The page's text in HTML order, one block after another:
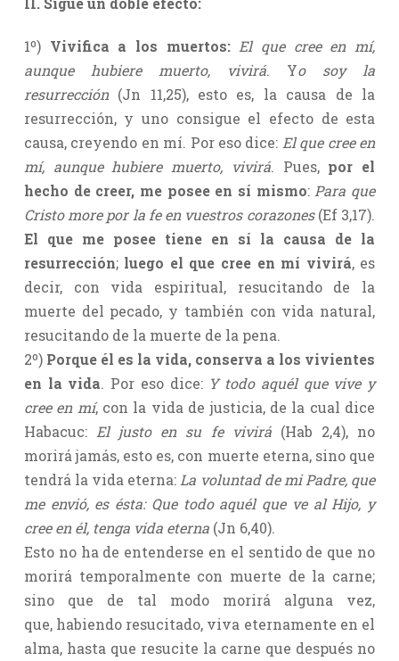
1º) Vivifica a los muertos: El que cree en mí,
aunque hubiere muerto, vivirá. Yo soy la
resurrección(Jn 11,25), esto es, la causa de la
resurrección, y uno consigue el efecto de esta
causa, creyendo en mí. Por eso dice: El que cree en
mí, aunque hubiere muerto, vivirá. Pues, por el
hecho de creer, me posee en sí mismo: Para que
Cristo more por la fe en vuestros corazones(Ef 3,17).
El que me posee tiene en sí la causa de la
resurrección; luego el que cree en mí vivirá, es
decir, con vida espiritual, resucitando de la
muerte del pecado, y también con vida natural,
resucitando de la muerte de la pena.
2º) Porque él es la vida, conserva a los vivientes
en la vida. Por eso dice: Y todo aquél que vive y
cree en mí, con la vida de justicia, de la cual dice
Habacuc: El justo en su fe vivirá(Hab 2,4), no
morirá jamás, esto es, con muerte eterna, sino que
tendrá la vida eterna: La voluntad de mi Padre, que
me envió, es ésta: Que todo aquél que ve al Hijo, y
cree en él, tenga vida eterna(Jn 6,40).
Esto no ha de entenderse en el sentido de que no
morirá temporalmente con muerte de la carne;
sino que de tal modo morirá alguna vez,
que, habiendo resucitado, viva eternamente en el
alma, hasta que resucite la carne que después no